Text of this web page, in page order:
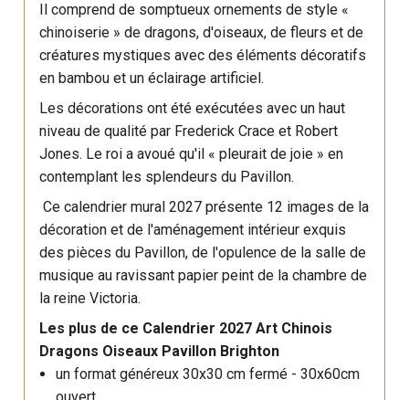
Il comprend de somptueux ornements de style «
chinoiserie » de dragons, d'oiseaux, de fleurs et de
créatures mystiques avec des éléments décoratifs
en bambou et un éclairage artificiel.
Les décorations ont été exécutées avec un haut
niveau de qualité par Frederick Crace et Robert
Jones. Le roi a avoué qu'il « pleurait de joie » en
contemplant les splendeurs du Pavillon.
Ce calendrier mural 2027 présente 12 images de la
décoration et de l'aménagement intérieur exquis
des pièces du Pavillon, de l'opulence de la salle de
musique au ravissant papier peint de la chambre de
la reine Victoria.
Les plus de ce Calendrier 2027 Art Chinois
Dragons Oiseaux Pavillon Brighton
un format généreux 30x30 cm fermé - 30x60cm